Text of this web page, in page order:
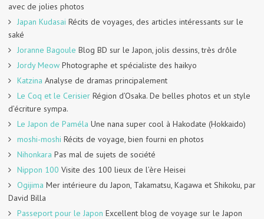
avec de jolies photos
Japan Kudasai Récits de voyages, des articles intéressants sur le
saké
Joranne Bagoule Blog BD sur le Japon, jolis dessins, très drôle
Jordy Meow Photographe et spécialiste des haikyo
Katzina Analyse de dramas principalement
Le Coq et le Cerisier Région d’Osaka. De belles photos et un style
d’écriture sympa.
Le Japon de Paméla Une nana super cool à Hakodate (Hokkaido)
moshi-moshi Récits de voyage, bien fourni en photos
Nihonkara Pas mal de sujets de société
Nippon 100 Visite des 100 lieux de l’ère Heisei
Ogijima Mer intérieure du Japon, Takamatsu, Kagawa et Shikoku, par
David Billa
Passeport pour le Japon Excellent blog de voyage sur le Japon